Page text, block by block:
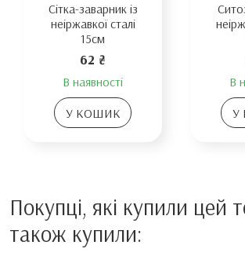
Сітка-заварник із
неіржавкої сталі
15см
62 ₴
В наявності
У КОШИК
В
У
Покупці, які купили цей
також купили: